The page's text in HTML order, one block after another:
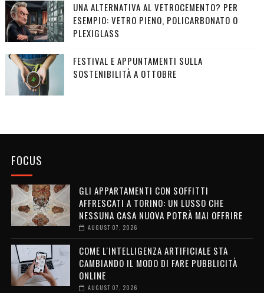
UNA ALTERNATIVA AL VETROCEMENTO? PER
ESEMPIO: VETRO PIENO, POLICARBONATO O
PLEXIGLASS
FESTIVAL E APPUNTAMENTI SULLA
SOSTENIBILITÀ A OTTOBRE
FOCUS
GLI APPARTAMENTI CON SOFFITTI
AFFRESCATI A TORINO: UN LUSSO CHE
NESSUNA CASA NUOVA POTRÀ MAI OFFRIRE
AUGUST 07, 2026
COME L'INTELLIGENZA ARTIFICIALE STA
CAMBIANDO IL MODO DI FARE PUBBLICITÀ
ONLINE
AUGUST 07, 2026